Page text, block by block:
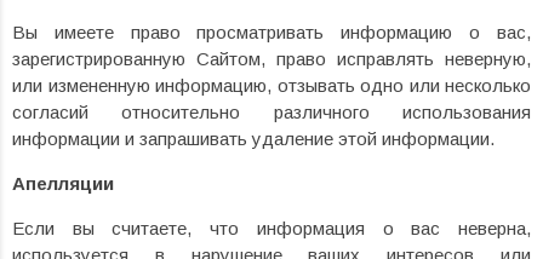
Вы имеете право просматривать информацию о вас,
зарегистрированную Сайтом, право исправлять неверную,
или измененную информацию, отзывать одно или несколько
согласий относительно различного использования
информации и запрашивать удаление этой информации.
Апелляции
Если вы считаете, что информация о вас неверна,
используется в нарушение ваших интересов или